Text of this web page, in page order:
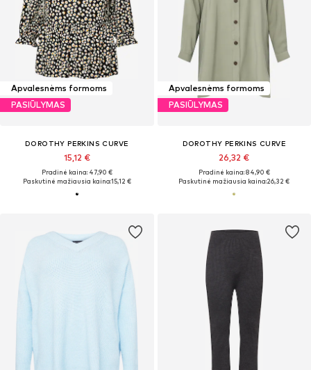
Apvalesnėms formoms
PASIŪLYMAS
DOROTHY PERKINS CURVE
15,12 €
Pradinė kaina: 47,90 €
Paskutinė mažiausia kaina:15,12 €
Apvalesnėms formoms
PASIŪLYMAS
DOROTHY PERKINS CURVE
26,32 €
Pradinė kaina: 84,90 €
Paskutinė mažiausia kaina:26,32 €